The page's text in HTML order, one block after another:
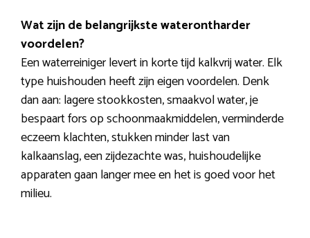
Wat zijn de belangrijkste waterontharder
voordelen?
Een waterreiniger levert in korte tijd kalkvrij water. Elk
type huishouden heeft zijn eigen voordelen. Denk
dan aan: lagere stookkosten, smaakvol water, je
bespaart fors op schoonmaakmiddelen, verminderde
eczeem klachten, stukken minder last van
kalkaanslag, een zijdezachte was, huishoudelijke
apparaten gaan langer mee en het is goed voor het
milieu.